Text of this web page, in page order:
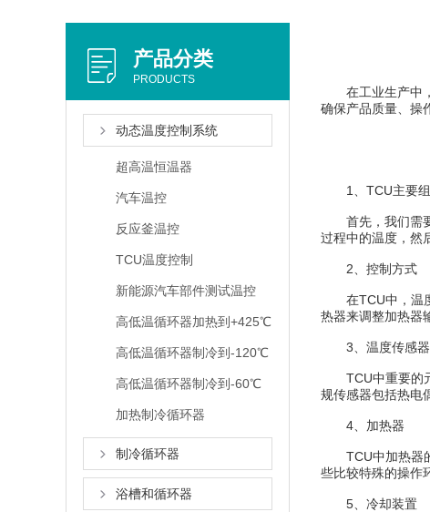
产品分类
PRODUCTS
动态温度控制系统
超高温恒温器
汽车温控
反应釜温控
TCU温度控制
新能源汽车部件测试温控
高低温循环器加热到+425℃
高低温循环器制冷到-120℃
高低温循环器制冷到-60℃
加热制冷循环器
制冷循环器
浴槽和循环器
在工业生产中，
确保产品质量、操
1、TCU主要
首先，我们需要
过程中的温度，然
2、控制方式
在TCU中，温度
热器来调整加热器
3、温度传感器
TCU中重要的元
规传感器包括热电
4、加热器
TCU中加热器的
些比较特殊的操作
5、冷却装置